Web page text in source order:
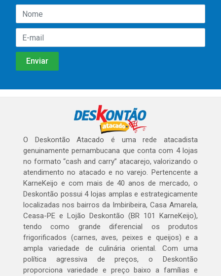
O Deskontão Atacado é uma rede atacadista
genuinamente pernambucana que conta com 4 lojas
no formato “cash and carry” atacarejo, valorizando o
atendimento no atacado e no varejo. Pertencente a
KarneKeijo e com mais de 40 anos de mercado, o
Deskontão possui 4 lojas amplas e estrategicamente
localizadas nos bairros da Imbiribeira, Casa Amarela,
Ceasa-PE e Lojão Deskontão (BR 101 KarneKeijo),
tendo como grande diferencial os produtos
frigorificados (carnes, aves, peixes e queijos) e a
ampla variedade de culinária oriental. Com uma
política agressiva de preços, o Deskontão
proporciona variedade e preço baixo a famílias e